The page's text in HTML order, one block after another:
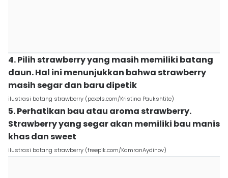
4. Pilih strawberry yang masih memiliki batang
daun. Hal ini menunjukkan bahwa strawberry
masih segar dan baru dipetik
ilustrasi batang strawberry (pexels.com/Kristina Paukshtite)
5. Perhatikan bau atau aroma strawberry.
Strawberry yang segar akan memiliki bau manis
khas dan sweet
ilustrasi batang strawberry (freepik.com/KamranAydinov)